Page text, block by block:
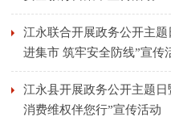
江永联合开展政务公开主
进集市 筑牢安全防线”宣传
江永县开展政务公开主题
消费维权伴您行”宣传活动